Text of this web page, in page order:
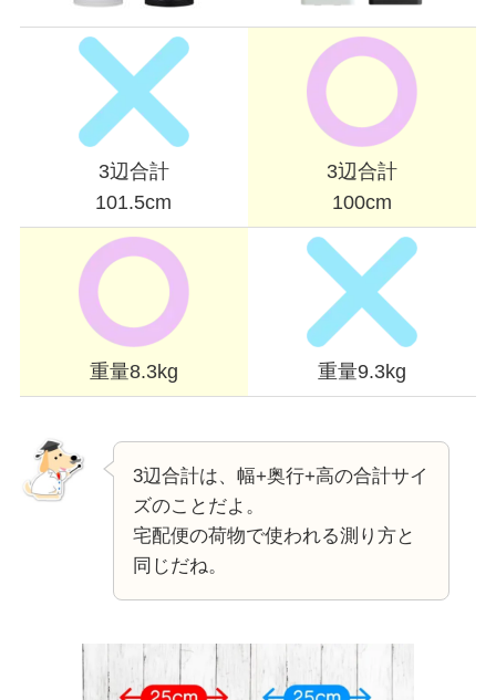
3辺合計
101.5cm
3辺合計
100cm
重量8.3kg 重量9.3kg
3辺合計は、幅+奥行+高の合計サイ
ズのことだよ。
宅配便の荷物で使われる測り方と
同じだね。